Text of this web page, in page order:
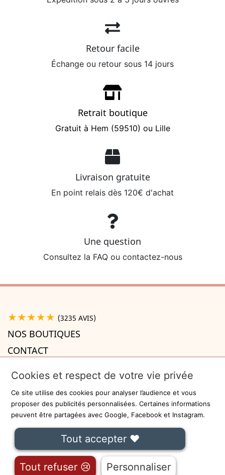
Retour facile
Échange ou retour sous 14 jours
Retrait boutique
Gratuit à Hem (59510) ou Lille
Livraison gratuite
En point relais dès 120€ d'achat
Une question
Consultez la FAQ ou contactez-nous
★★★★★ (3235 AVIS)
NOS BOUTIQUES
CONTACT
INFORMATIONS
Recevez la newsletter
On ne communiquera jamais votre adresse e-mail à des tiers.
Fait avec à Lille - Sécurisé par -
Cookies et respect de votre vie privée
Ce site utilise des cookies pour analyser l’audience et vous
proposer des publicités personnalisées. Certaines informations
peuvent être partagées avec Google, Facebook et Instagram.
Tout accepter ❤
Tout refuser 😢 Personnaliser